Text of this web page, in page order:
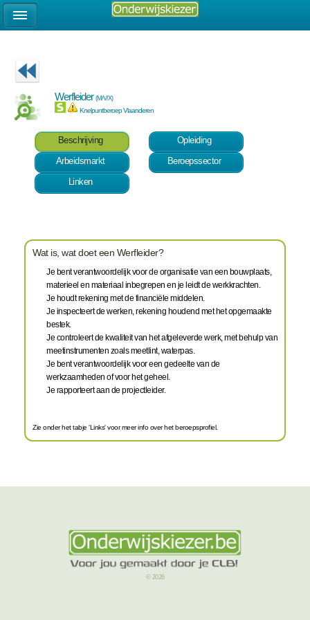
Werfleider(M/V/X)
Knelpuntberoep Vlaanderen
Beschrijving
Opleiding
Arbeidsmarkt
Beroepssector
Linken
Wat is, wat doet een Werfleider?
Je bent verantwoordelijk voor de organisatie van een bouwplaats,
materieel en materiaal inbegrepen en je leidt de werkkrachten.
Je houdt rekening met de financiële middelen.
Je inspecteert de werken, rekening houdend met het opgemaakte
bestek.
Je controleert de kwaliteit van het afgeleverde werk, met behulp van
meetinstrumenten zoals meetlint, waterpas.
Je bent verantwoordelijk voor een gedeelte van de
werkzaamheden of voor het geheel.
Je rapporteert aan de projectleider.
Zie onder het tabje 'Links' voor meer info over het beroepsprofiel.
© 2026